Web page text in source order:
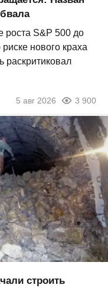
S&P 500 до
нового краха
раскритиковал
5 авг 2026 3 900
строить